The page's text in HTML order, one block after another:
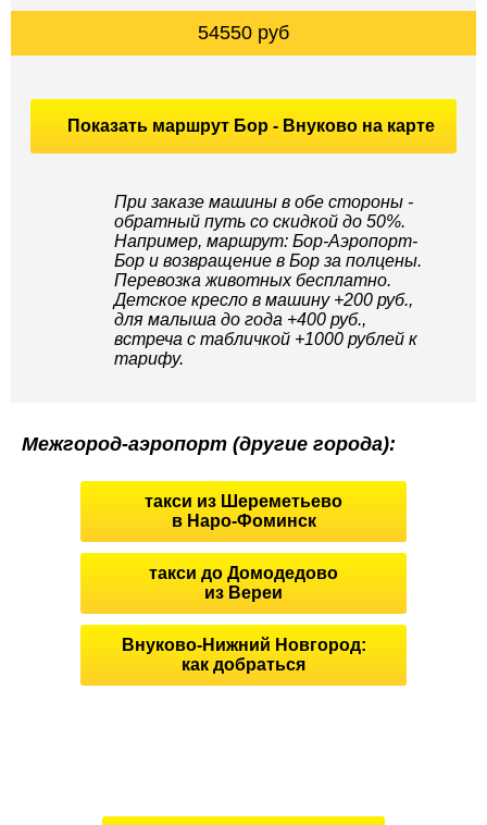
54550 руб
Показать маршрут Бор - Внуково на карте
При заказе машины в обе стороны -
обратный путь со скидкой до 50%.
Например, маршрут: Бор-Аэропорт-
Бор и возвращение в Бор за полцены.
Перевозка животных бесплатно.
Детское кресло в машину +200 руб.,
для малыша до года +400 руб.,
встреча с табличкой +1000 рублей к
тарифу.
Межгород-аэропорт (другие города):
такси из Шереметьево
в Наро-Фоминск
такси до Домодедово
из Вереи
Внуково-Нижний Новгород:
как добраться